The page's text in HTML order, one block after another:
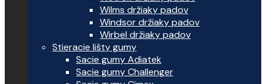
Wilms držiaky padov
Windsor držiaky padov
Wirbel držiaky padov
Stieracie lišty gumy
Sacie gumy Adiatek
Sacie gumy Challenger